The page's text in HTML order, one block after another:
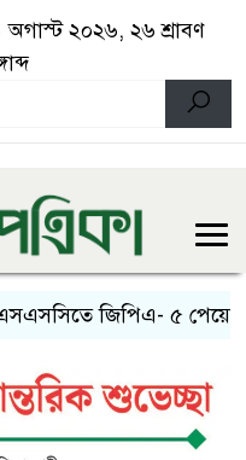
অগাস্ট ২০২৬, ২৬ শ্রাবণ
জিপিএ- ৫ পেয়েছে